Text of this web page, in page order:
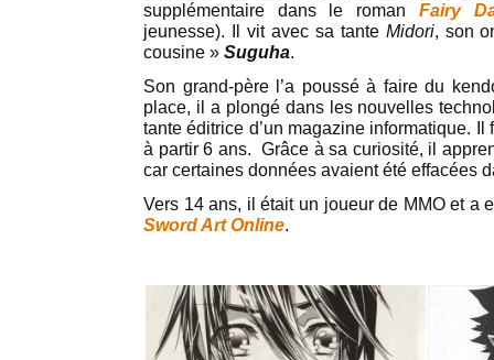
supplémentaire dans le roman Fairy
jeunesse). Il vit avec sa tante Midori, son
cousine » Suguha.
Son grand-père l’a poussé à faire du
place, il a plongé dans les nouvelles
tante éditrice d’un magazine informatique.
à partir 6 ans. Grâce à sa curiosité, il
car certaines données avaient été effacées
Vers 14 ans, il était un joueur de MMO et a
Sword Art Online.